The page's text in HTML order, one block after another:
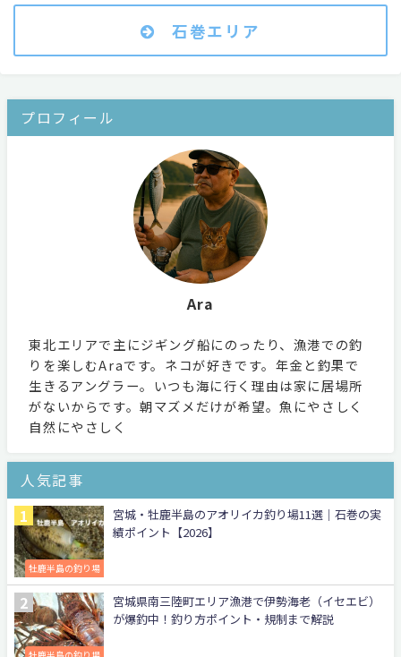
石巻エリア
プロフィール
Ara
東北エリアで主にジギング船にのったり、漁港での釣
りを楽しむAraです。ネコが好きです。年金と釣果で
生きるアングラー。いつも海に行く理由は家に居場所
がないからです。朝マズメだけが希望。魚にやさしく
自然にやさしく
人気記事
牡鹿半島の釣り場
宮城・牡鹿半島のアオリイカ釣り場11選｜石巻の実
績ポイント【2026】
宮城県南三陸町エリア漁港で伊勢海老（イセエビ）
が爆釣中！釣り方ポイント・規制まで解説